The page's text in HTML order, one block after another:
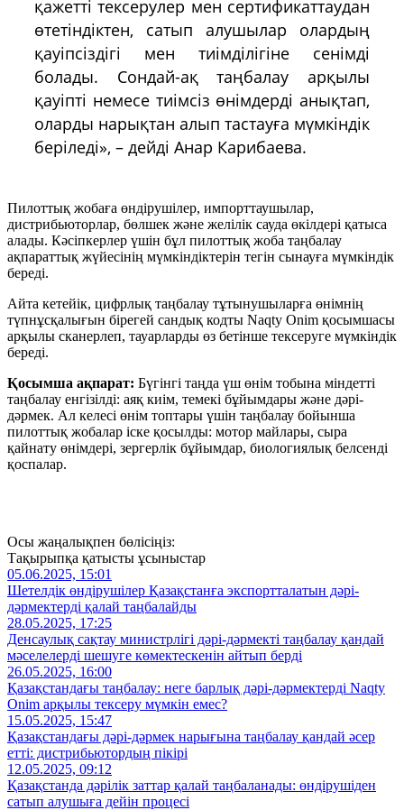
қажетті тексерулер мен сертификаттаудан
өтетіндіктен, сатып алушылар олардың
қауіпсіздігі мен тиімділігіне сенімді
болады. Сондай-ақ таңбалау арқылы
қауіпті немесе тиімсіз өнімдерді анықтап,
оларды нарықтан алып тастауға мүмкіндік
беріледі», – дейді Анар Карибаева.
Пилоттық жобаға өндірушілер, импорттаушылар,
дистрибьюторлар, бөлшек және желілік сауда өкілдері қатыса
алады. Кәсіпкерлер үшін бұл пилоттық жоба таңбалау
ақпараттық жүйесінің мүмкіндіктерін тегін сынауға мүмкіндік
береді.
Айта кетейік, цифрлық таңбалау тұтынушыларға өнімнің
түпнұсқалығын бірегей сандық кодты Naqty Onim қосымшасы
арқылы сканерлеп, тауарларды өз бетінше тексеруге мүмкіндік
береді.
Қосымша ақпарат: Бүгінгі таңда үш өнім тобына міндетті
таңбалау енгізілді: аяқ киім, темекі бұйымдары және дәрі-
дәрмек. Ал келесі өнім топтары үшін таңбалау бойынша
пилоттық жобалар іске қосылды: мотор майлары, сыра
қайнату өнімдері, зергерлік бұйымдар, биологиялық белсенді
қоспалар.
Осы жаңалықпен бөлісіңіз:
Тақырыпқа қатысты ұсыныстар
05.06.2025, 15:01
Шетелдік өндірушілер Қазақстанға экспортталатын дәрі-
дәрмектерді қалай таңбалайды
28.05.2025, 17:25
Денсаулық сақтау министрлігі дәрі-дәрмекті таңбалау қандай
мәселелерді шешуге көмектескенін айтып берді
26.05.2025, 16:00
Қазақстандағы таңбалау: неге барлық дәрі-дәрмектерді Naqty
Onim арқылы тексеру мүмкін емес?
15.05.2025, 15:47
Қазақстандағы дәрі-дәрмек нарығына таңбалау қандай әсер
етті: дистрибьютордың пікірі
12.05.2025, 09:12
Қазақстанда дәрілік заттар қалай таңбаланады: өндірушіден
сатып алушыға дейін процесі